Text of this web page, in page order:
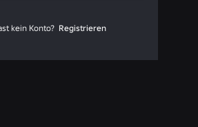
kein Konto? Registrieren